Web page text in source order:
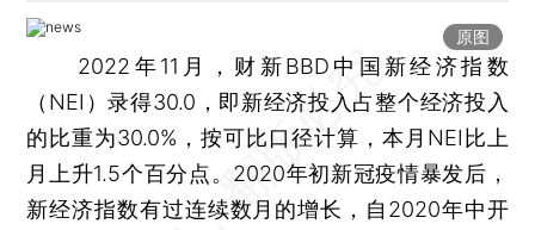
原图
2022年11月，财新BBD中国新经济指数
（NEI）录得30.0，即新经济投入占整个经济投入
的比重为30.0%，按可比口径计算，本月NEI比上
月上升1.5个百分点。2020年初新冠疫情暴发后，
新经济指数有过连续数月的增长，自2020年中开